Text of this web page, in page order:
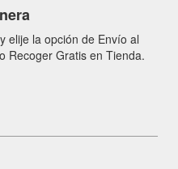
elije la opción de Envío al
Recoger Gratis en Tienda.